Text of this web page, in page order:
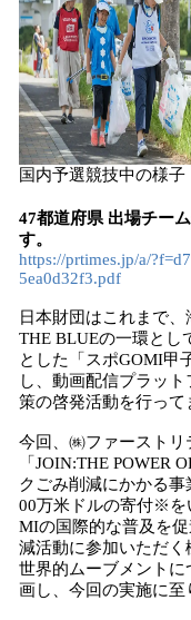
国内予選競技中の様子
47都道府県 出場チー
す。
https://prtimes.jp/a/
5ea0d32f3.pdf
日本財団はこれまで
THE BLUEの一環とし
とした「スポGOMI甲
し、動画配信プラッ
策の啓発活動を行って
今回、㈱ファースト
「JOIN:THE POWER
クごみ削減にかかる
00万米ドルの寄付※を
MIの国際的な普及を
減活動に参加いただ
世界的ムーブメント
画し、今回の実施に至